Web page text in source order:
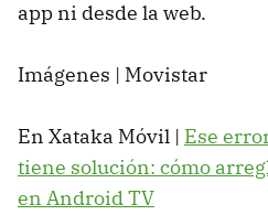
app ni desde la web.
Imágenes | Movistar
En Xataka Móvil | Ese
tiene solución: cómo
en Android TV